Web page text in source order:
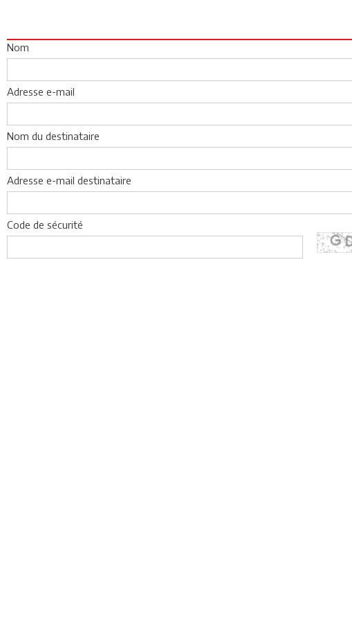
Nom
Adresse e-mail
Nom du destinataire
Adresse e-mail destinataire
Code de sécurité